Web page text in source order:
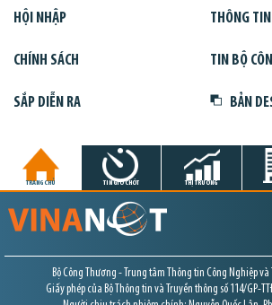
HỘI NHẬP THÔNG
CHÍNH SÁCH TIN BỘ
SẮP DIỄN RA BẢN
TRANG CHỦ TIN GIỜ CHÓT THỊ TRƯỜNG
Bộ Công Thương - Trung tâm Thông tin Công Nghiệp
Giấy phép của Bộ Thông tin và Truyền thông số 114/GP-